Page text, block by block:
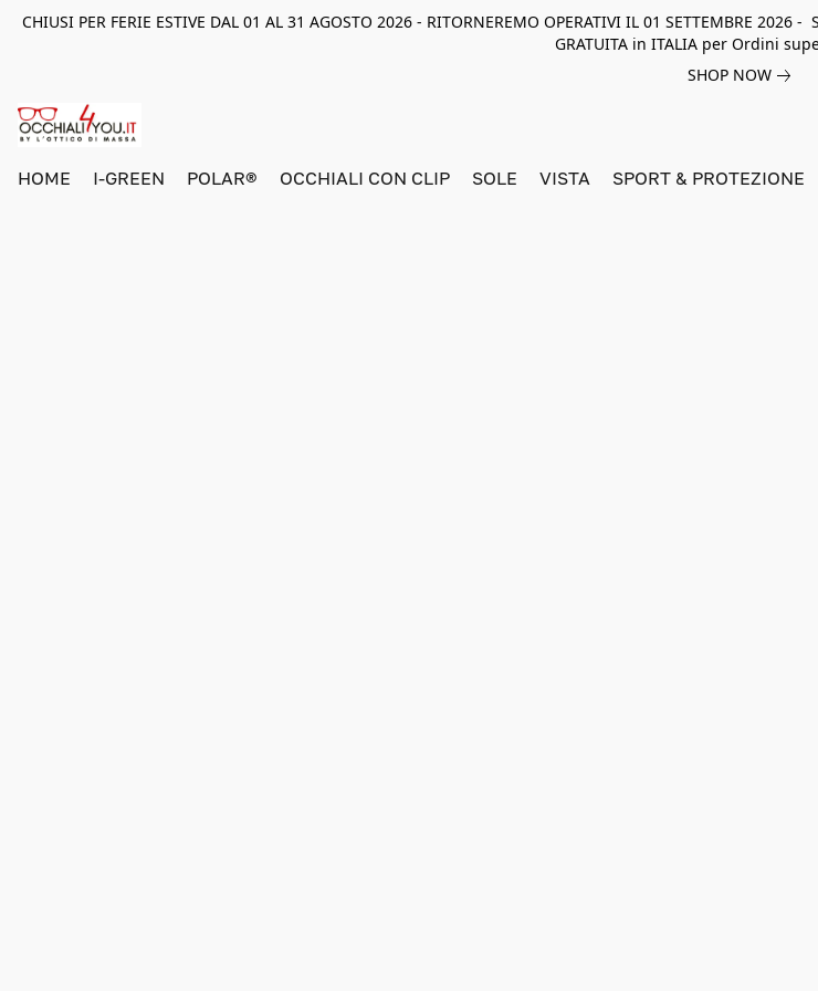
CHIUSI PER FERIE ESTIVE DAL 01 AL 31 AGOSTO 2026 - RITORNEREMO OPERATIVI IL 01 SETTEMBRE
GRATUITA in ITALIA per Ordini
SHOP NOW
HOME I-GREEN POLAR® OCCHIALI CON CLIP SOLE VISTA SPORT & PROTEZIONE